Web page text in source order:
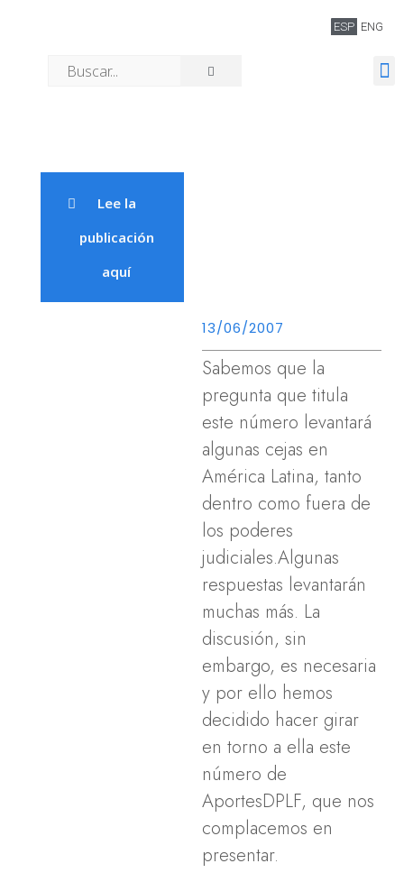
ESP ENG
Lee la
publicación
aquí
13/06/2007
Sabemos que la
pregunta que titula
este número levantará
algunas cejas en
América Latina, tanto
dentro como fuera de
los poderes
judiciales.Algunas
respuestas levantarán
muchas más. La
discusión, sin
embargo, es necesaria
y por ello hemos
decidido hacer girar
en torno a ella este
número de
AportesDPLF, que nos
complacemos en
presentar.